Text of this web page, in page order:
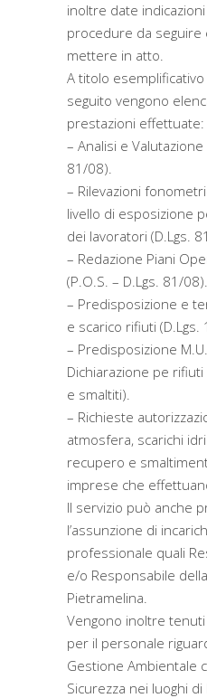
inoltre date
procedure da seguire
mettere in atto.
A titolo
seguito vengono
prestazioni effettuate:
– Analisi e Valutazione
81/08).
– Rilevazioni
livello di esposizione
dei lavoratori (D.Lgs.
– Redazione Piani
(P.O.S. – D.Lgs. 81/08).
– Predisposizione e
e scarico rifiuti (D.Lgs.
– Predisposizione
Dichiarazione pe
e smaltiti).
– Richieste
atmosfera, scarichi
recupero e
imprese che
Il servizio può anche
l’assunzione di
professionale quali
e/o Responsabile
Pietramelina.
Vengono inoltre
per il personale
Gestione Ambientale
Sicurezza nei luoghi di